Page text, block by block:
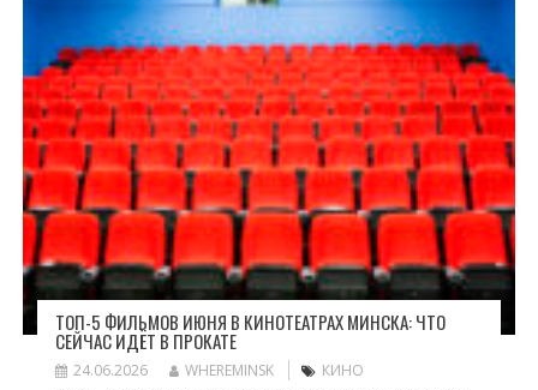
ТОП-5 ФИЛЬМОВ ИЮНЯ В КИНОТЕАТРАХ МИНСКА: ЧТО
СЕЙЧАС ИДЁТ В ПРОКАТЕ
24.06.2026 WHEREMINSK КИНО